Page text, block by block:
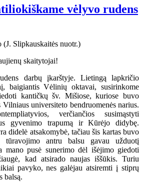
vėlyvo rudens
skaitytojai!
darbų įkarštyje. Lietingą lapkričio
baigiantis Vėlinių oktavai, susirinkome
kantičkų šv. Mišiose, kuriose buvo
universiteto bendruomenės narius.
verčiančios susimąstyti
gyvenimo trapumą ir Kūrėjo didybę.
didelė atsakomybė, tačiau šis kartas buvo
tūravojimo antru balsu gavau užduotį
mano pusė sunerimo dėl išėjimo giedoti
kad atsirado naujas iššūkis. Turiu
pavyko, nes galėjau atsiremti į stiprų
balsą.